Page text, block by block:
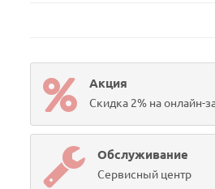
Акция
Скидка 2% на онлайн-
Обслуживание
Сервисный центр